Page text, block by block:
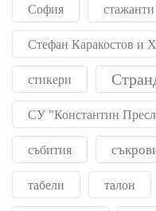
София стажанти
Стефан Каракостов и
стикери
СУ "Константин
събития
табели талон